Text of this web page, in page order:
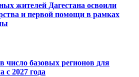
жителей Дагестана освоили
и первой помощи в рамках
число базовых регионов для
с 2027 года